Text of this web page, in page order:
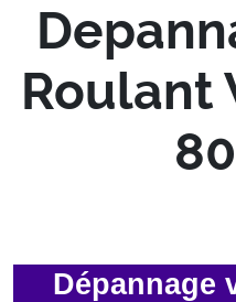
Roulant
Dépannage